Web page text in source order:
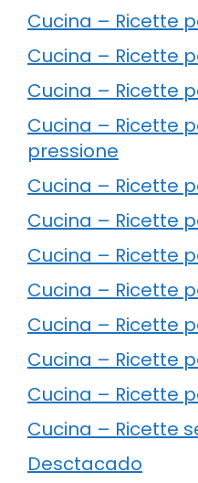
Cucina – Ricette
Cucina – Ricette
Cucina – Ricette
Cucina – Ricette
pressione
Cucina – Ricette
Cucina – Ricette
Cucina – Ricette
Cucina – Ricette
Cucina – Ricette
Cucina – Ricette
Cucina – Ricette
Cucina – Ricette
Desctacado